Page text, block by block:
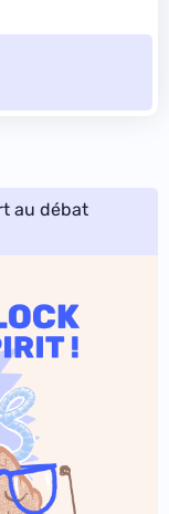
au débat